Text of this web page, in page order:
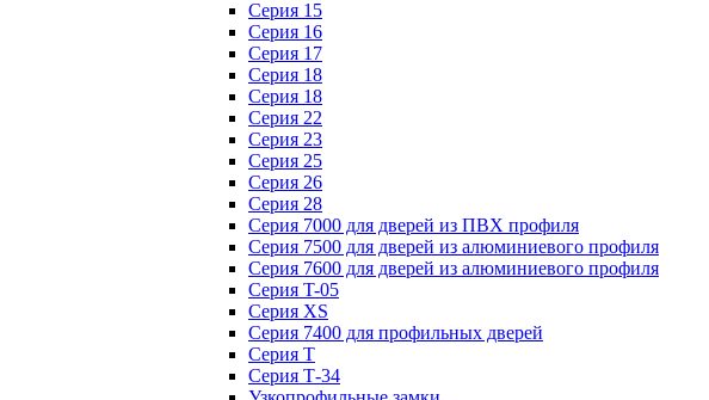
Серия 15
Серия 16
Серия 17
Серия 18
Серия 18
Серия 22
Серия 23
Серия 25
Серия 26
Серия 28
Серия 7000 для дверей из ПВХ профиля
Серия 7500 для дверей из алюминиевого профиля
Серия 7600 для дверей из алюминиевого профиля
Серия T-05
Серия XS
Серия 7400 для профильных дверей
Серия Т
Серия Т-34